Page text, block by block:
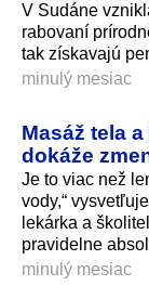
V Sudáne
rabovaní
tak získavajú
minulý mesiac
Masáž tela
dokáže
Je to viac než
vody,“
lekárka a
pravidelne
minulý mesiac